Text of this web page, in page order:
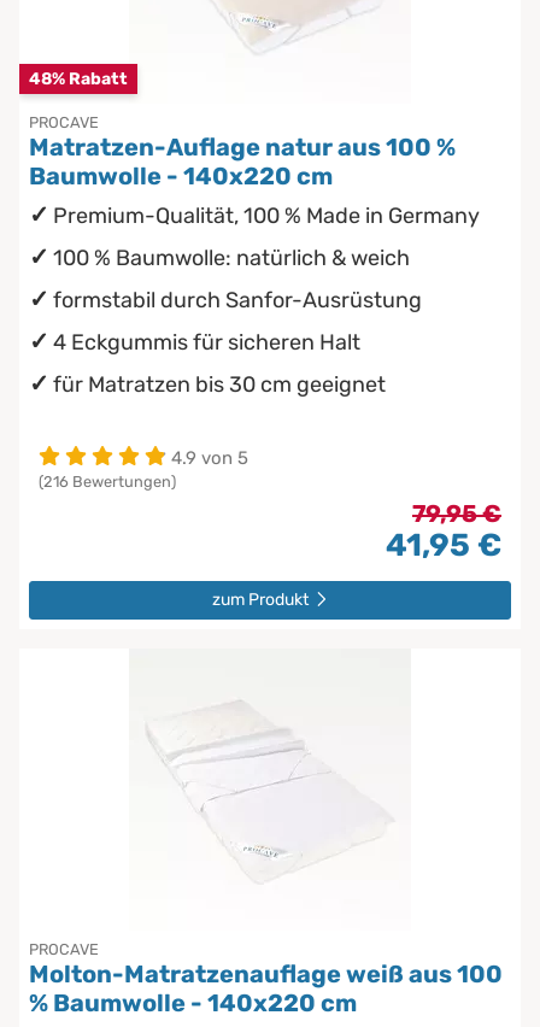
48% Rabatt
PROCAVE
Matratzen-Auflage natur aus 100 %
Baumwolle - 140x220 cm
Premium-Qualität, 100 % Made in Germany
100 % Baumwolle: natürlich & weich
formstabil durch Sanfor-Ausrüstung
4 Eckgummis für sicheren Halt
für Matratzen bis 30 cm geeignet
4.9 von 5
(216 Bewertungen)
79,95 €
41,95 €
zum Produkt
PROCAVE
Molton-Matratzenauflage weiß aus 100
% Baumwolle - 140x220 cm
Babymatratzen
Antidekubitusmatratzen
Pflegematratzen
Matratzen nach Maß
Die beste Schlafposition finden
Die besten Sommerbettdecken
Die richtige Matratze kaufen